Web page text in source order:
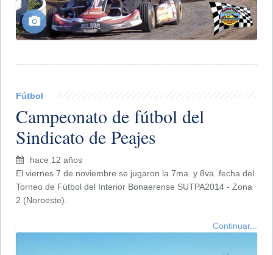
Fútbol
Campeonato de fútbol del
Sindicato de Peajes
hace 12 años
El viernes 7 de noviembre se jugaron la 7ma. y 8va. fecha del
Torneo de Fútbol del Interior Bonaerense SUTPA2014 - Zona
2 (Noroeste).
Continuar...